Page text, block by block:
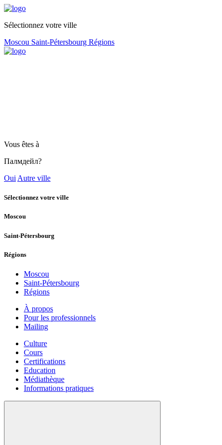
Sélectionnez votre ville
Moscou Saint-Pétersbourg Régions
Vous êtes à
Палмдейл?
Oui Autre ville
Sélectionnez votre ville
Moscou
Saint-Pétersbourg
Régions
Moscou
Saint-Pétersbourg
Régions
À propos
Pour les professionnels
Mailing
Culture
Cours
Certifications
Education
Médiathèque
Informations pratiques